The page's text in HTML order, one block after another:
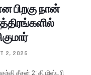
பிறகு நான்
2, 2026
சீசன் 2: தி மிஸ்டரி